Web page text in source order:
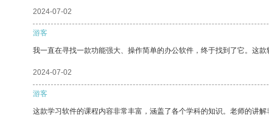
2024-07-02
游客
我一直在寻找一款功能强大、操作简单的办公软件，终于找到了它。这
2024-07-02
游客
这款学习软件的课程内容非常丰富，涵盖了各个学科的知识。老师的讲解